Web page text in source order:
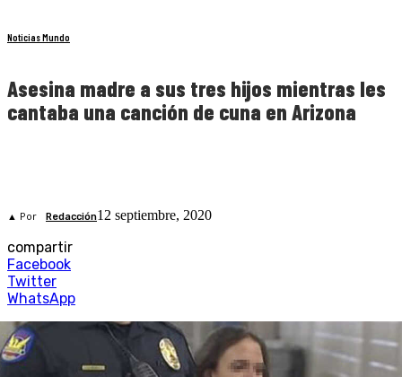
Noticias Mundo
Asesina madre a sus tres hijos mientras les
cantaba una canción de cuna en Arizona
▲ Por Redacción12 septiembre, 2020
compartir
Facebook
Twitter
WhatsApp